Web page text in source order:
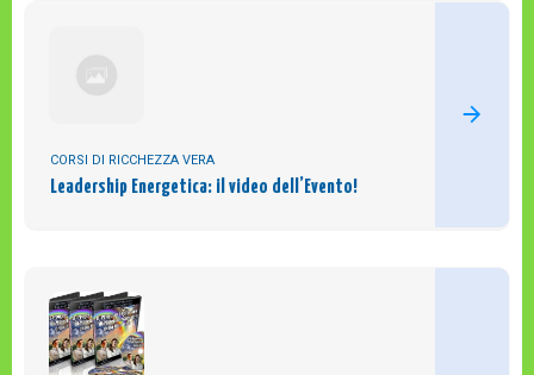
CORSI DI RICCHEZZA VERA
Leadership Energetica: il video dell’Evento!